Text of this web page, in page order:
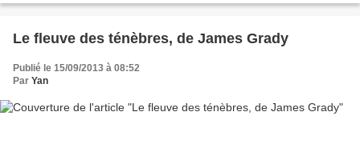
Le fleuve des ténèbres, de James Grady
Publié le 15/09/2013 à 08:52
Par Yan